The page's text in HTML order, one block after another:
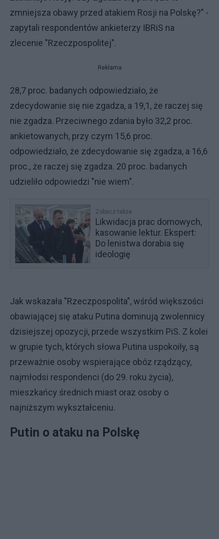
zmniejsza obawy przed atakiem Rosji na Polskę?" -
zapytali respondentów ankieterzy IBRiS na
zlecenie "Rzeczpospolitej".
Reklama
28,7 proc. badanych odpowiedziało, że
zdecydowanie się nie zgadza, a 19,1, że raczej się
nie zgadza. Przeciwnego zdania było 32,2 proc.
ankietowanych, przy czym 15,6 proc.
odpowiedziało, że zdecydowanie się zgadza, a 16,6
proc., że raczej się zgadza. 20 proc. badanych
udzieliło odpowiedzi "nie wiem".
Zobacz także
Likwidacja prac domowych,
kasowanie lektur. Ekspert:
Do lenistwa dorabia się
ideologię
Jak wskazała "Rzeczpospolita", wśród większości
obawiającej się ataku Putina dominują zwolennicy
dzisiejszej opozycji, przede wszystkim PiS. Z kolei
w grupie tych, których słowa Putina uspokoiły, są
przeważnie osoby wspierające obóz rządzący,
najmłodsi respondenci (do 29. roku życia),
mieszkańcy średnich miast oraz osoby o
najniższym wykształceniu.
Putin o ataku na Polskę